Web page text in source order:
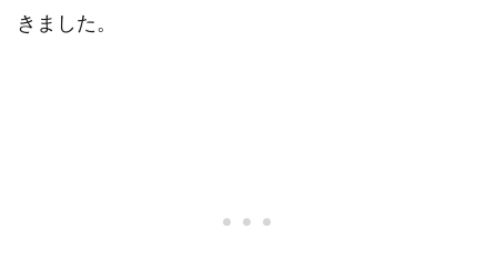
きました。